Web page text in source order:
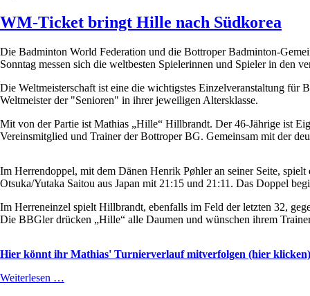
WM-Ticket bringt Hille nach Südkorea
Die Badminton World Federation und die Bottroper Badminton-
Sonntag messen sich die weltbesten Spielerinnen und Spieler in den
Die Weltmeisterschaft ist eine die wichtigstes Einzelveranstaltung
Weltmeister der "Senioren" in ihrer jeweiligen Altersklasse.
Mit von der Partie ist Mathias „Hille“ Hillbrandt. Der 46-Jährige ist
Vereinsmitglied und Trainer der Bottroper BG. Gemeinsam mit der
Im Herrendoppel, mit dem Dänen Henrik Pøhler an seiner Seite,
Otsuka/Yutaka Saitou aus Japan mit 21:15 und 21:11. Das Doppel
Im Herreneinzel spielt Hillbrandt, ebenfalls im Feld der letzten 32,
Die BBGler drücken „Hille“ alle Daumen und wünschen ihrem
Hier könnt ihr Mathias' Turnierverlauf mitverfolgen (hier klicken)
Weiterlesen …